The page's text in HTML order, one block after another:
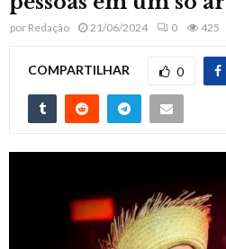
por Redação 21/06/2024 0 425
COMPARTILHAR 0